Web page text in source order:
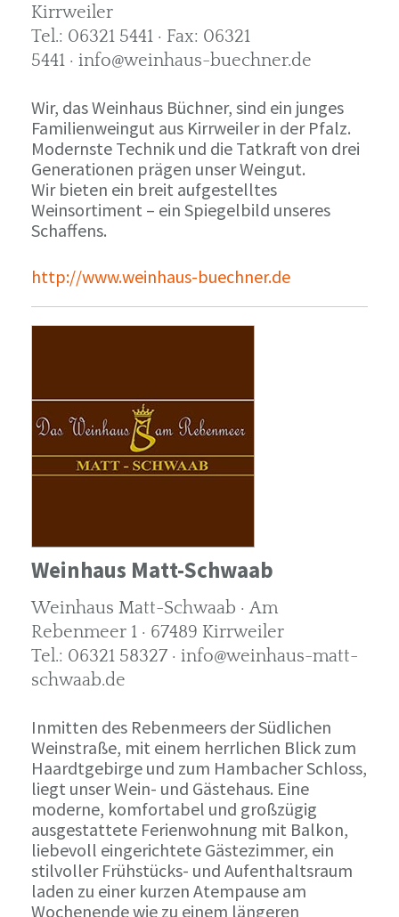
Kirrweiler
Tel.: 06321 5441 · Fax: 06321
5441 · info@weinhaus-buechner.de
Wir, das Weinhaus Büchner, sind ein junges
Familienweingut aus Kirrweiler in der Pfalz.
Modernste Technik und die Tatkraft von drei
Generationen prägen unser Weingut.
Wir bieten ein breit aufgestelltes
Weinsortiment – ein Spiegelbild unseres
Schaffens.
http://www.weinhaus-buechner.de
Weinhaus Matt-Schwaab
Weinhaus Matt-Schwaab · Am
Rebenmeer 1 · 67489 Kirrweiler
Tel.: 06321 58327 · info@weinhaus-matt-
schwaab.de
Inmitten des Rebenmeers der Südlichen
Weinstraße, mit einem herrlichen Blick zum
Haardtgebirge und zum Hambacher Schloss,
liegt unser Wein- und Gästehaus. Eine
moderne, komfortabel und großzügig
ausgestattete Ferienwohnung mit Balkon,
liebevoll eingerichtete Gästezimmer, ein
stilvoller Frühstücks- und Aufenthaltsraum
laden zu einer kurzen Atempause am
Wochenende wie zu einem längeren